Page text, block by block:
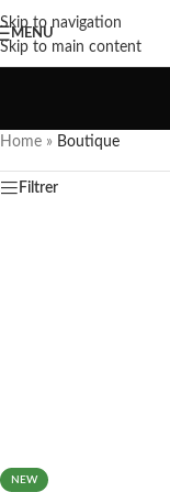
Skip to navigation
Skip to main content
MENU
Home » Boutique
Filtrer
NEW